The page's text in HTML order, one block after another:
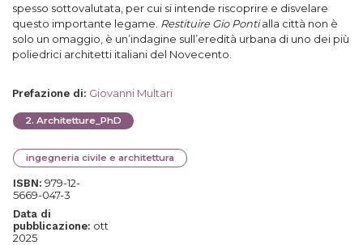
spesso sottovalutata, per cui si intende riscoprire e disvelare
questo importante legame. Restituire Gio Pontialla città non è
solo un omaggio, è un’indagine sull’eredità urbana di uno dei più
poliedrici architetti italiani del Novecento.
Prefazione di: Giovanni Multari
2. Architetture_PhD
ingegneria civile e architettura
ISBN: 979-12-
5669-047-3
Data di
pubblicazione: ott
2025